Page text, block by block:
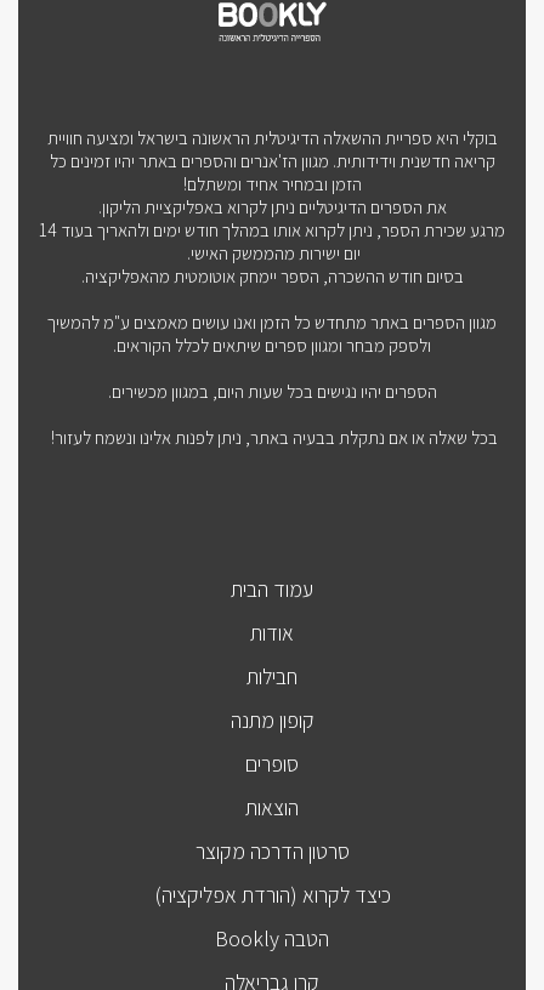
בוקלי היא ספריית ההשאלה הדיגיטלית הראשונה בישראל ומציעה חוויית
קריאה חדשנית וידידותית. מגוון הז'אנרים והספרים באתר יהיו זמינים כל
הזמן ובמחיר אחיד ומשתלם!
את הספרים הדיגיטליים ניתן לקרוא באפליקציית הליקון.
מרגע שכירת הספר, ניתן לקרוא אותו במהלך חודש ימים ולהאריך בעוד 14
יום ישירות מהממשק האישי.
בסיום חודש ההשכרה, הספר יימחק אוטומטית מהאפליקציה.
מגוון הספרים באתר מתחדש כל הזמן ואנו עושים מאמצים ע"מ להמשיך
ולספק מבחר ומגוון ספרים שיתאים לכלל הקוראים.
הספרים יהיו נגישים בכל שעות היום, במגוון מכשירים.
בכל שאלה או אם נתקלת בבעיה באתר, ניתן לפנות אלינו ונשמח לעזור!
עמוד הבית
אודות
חבילות
קופון מתנה
סופרים
הוצאות
סרטון הדרכה מקוצר
כיצד לקרוא (הורדת אפליקציה)
הטבה Bookly
קרן גבריאלה